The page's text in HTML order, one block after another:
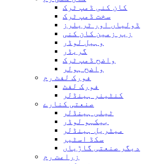
کان کنی ڈمپ ٹرک
سخت ڈمپ ٹرک
ڈولیاں اور ٹریلرز
زیر زمین کان کنی
وہیل لوڈر
گریڈر
واضح ڈمپ ٹرک
واضح ہولر
فورک لفٹ رم
فورک لفٹ
کنٹینر ہینڈلر
صنعتی کنارے
ٹیلی ہینڈلر
بیکہو لوڈر
میٹریل ہینڈلر
سکڈ اسٹیر
دیگر صنعتی گاڑیاں
زراعت رم